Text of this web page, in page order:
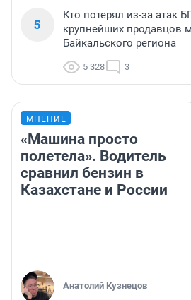
5
Кто потерял из-за атак
крупнейших продавцов
Байкальского региона
5 328 3
МНЕНИЕ
«Машина просто
полетела». Водитель
сравнил бензин в
Казахстане и России
Анатолий Кузнецов